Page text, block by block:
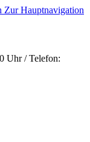
Zur Hauptnavigation
Uhr / Telefon: